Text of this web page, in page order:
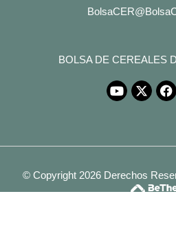
BOLSA DE CEREALES
© Copyright 2026 Derechos